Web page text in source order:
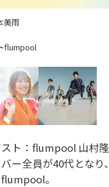
美雨
flumpool
ト：flumpool 山村
ー全員が40代とな
。